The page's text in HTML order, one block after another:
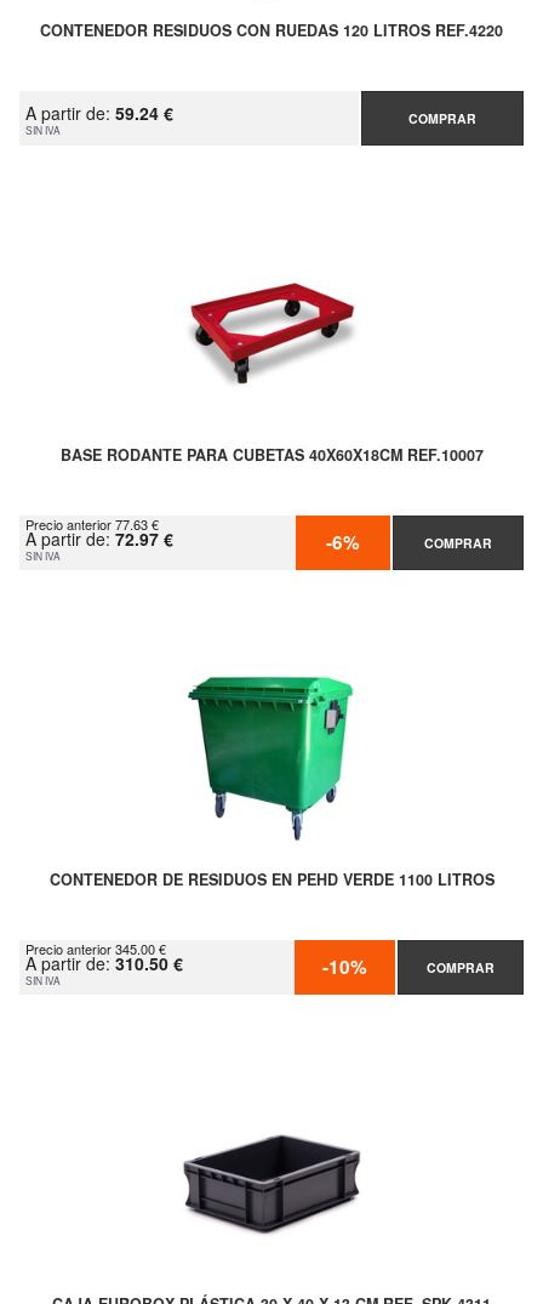
CONTENEDOR RESIDUOS CON RUEDAS 120 LITROS REF.4220
A partir de: 59.24 €
SIN IVA
COMPRAR
BASE RODANTE PARA CUBETAS 40X60X18CM REF.10007
Precio anterior 77.63 €
A partir de: 72.97 €
SIN IVA -6% COMPRAR
CONTENEDOR DE RESIDUOS EN PEHD VERDE 1100 LITROS
Precio anterior 345.00 €
A partir de: 310.50 €
SIN IVA -10% COMPRAR